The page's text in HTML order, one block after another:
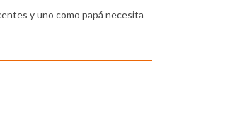
y uno como papá necesita